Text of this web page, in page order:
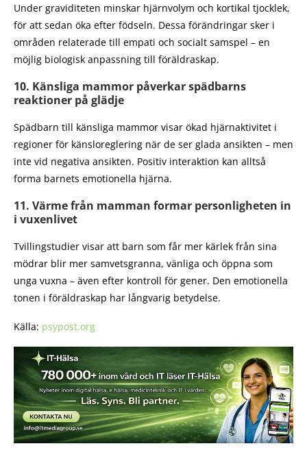
Under graviditeten minskar hjärnvolym och kortikal tjocklek,
för att sedan öka efter födseln. Dessa förändringar sker i
områden relaterade till empati och socialt samspel – en
möjlig biologisk anpassning till föräldraskap.
10. Känsliga mammor påverkar spädbarns
reaktioner på glädje
Spädbarn till känsliga mammor visar ökad hjärnaktivitet i
regioner för känsloreglering när de ser glada ansikten – men
inte vid negativa ansikten. Positiv interaktion kan alltså
forma barnets emotionella hjärna.
11. Värme från mamman formar personligheten in
i vuxenlivet
Tvillingstudier visar att barn som får mer kärlek från sina
mödrar blir mer samvetsgranna, vänliga och öppna som
unga vuxna – även efter kontroll för gener. Den emotionella
tonen i föräldraskap har långvarig betydelse.
Källa: psypost.org